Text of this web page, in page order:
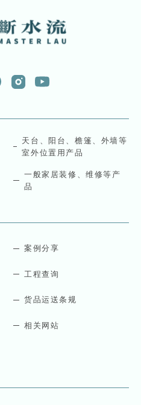
天台、阳台、檐篷、外墙等
室外位置用产品
一般家居装修、维修等产
品
案例分享
工程查询
货品运送条规
相关网站